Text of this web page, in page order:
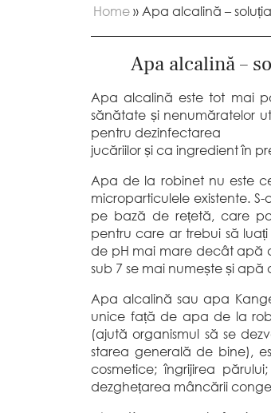
Home » Apa alcalină –
Apa alcalină –
Apa alcalină este tot mai
sănătate și nenumăratelor
pentru dezinfectarea
jucăriilor și ca ingredient în
Apa de la robinet nu este
microparticulele existente.
pe bază de rețetă, care
pentru care ar trebui să
de pH mai mare decât apă
sub 7 se mai numește și
Apa alcalină sau apa
unice față de apa de la
(ajută organismul să se
starea generală de bine),
cosmetice; îngrijirea
dezghețarea mâncării